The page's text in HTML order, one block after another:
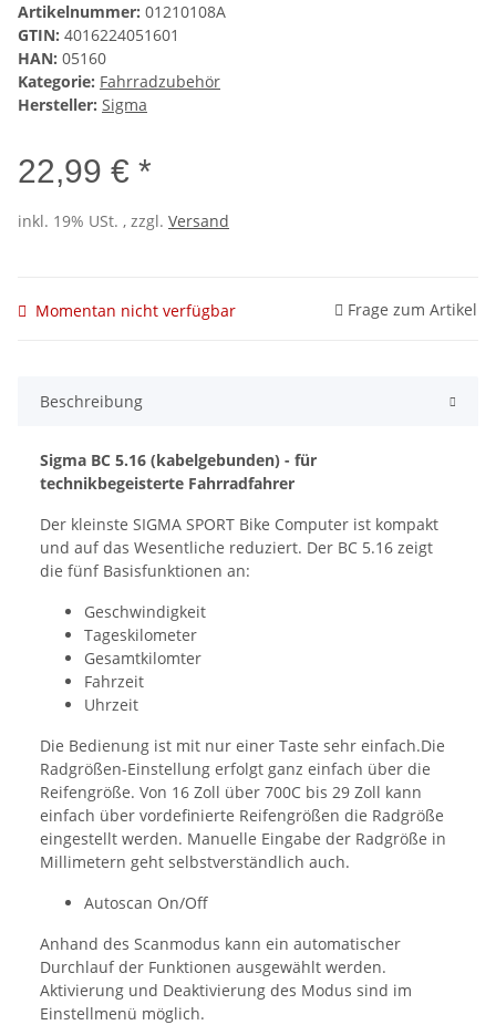
Artikelnummer: 01210108A
GTIN: 4016224051601
HAN: 05160
Kategorie: Fahrradzubehör
Hersteller: Sigma
22,99 € *
inkl. 19% USt. , zzgl. Versand
Momentan nicht verfügbar Frage zum Artikel
Beschreibung
Sigma BC 5.16 (kabelgebunden) - für
technikbegeisterte Fahrradfahrer
Der kleinste SIGMA SPORT Bike Computer ist kompakt
und auf das Wesentliche reduziert. Der BC 5.16 zeigt
die fünf Basisfunktionen an:
Geschwindigkeit
Tageskilometer
Gesamtkilomter
Fahrzeit
Uhrzeit
Die Bedienung ist mit nur einer Taste sehr einfach.Die
Radgrößen-Einstellung erfolgt ganz einfach über die
Reifengröße. Von 16 Zoll über 700C bis 29 Zoll kann
einfach über vordefinierte Reifengrößen die Radgröße
eingestellt werden. Manuelle Eingabe der Radgröße in
Millimetern geht selbstverständlich auch.
Autoscan On/Off
Anhand des Scanmodus kann ein automatischer
Durchlauf der Funktionen ausgewählt werden.
Aktivierung und Deaktivierung des Modus sind im
Einstellmenü möglich.